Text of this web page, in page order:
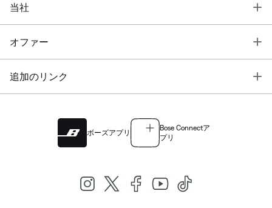
当社
オファー
追加のリンク
ボーズアプリ
Bose Connectア
プリ